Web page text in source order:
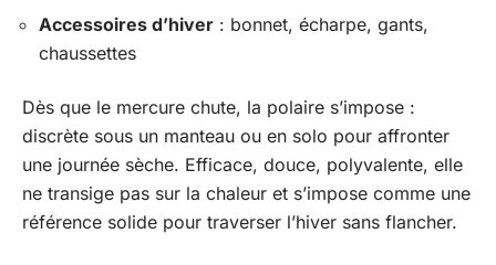
Accessoires d’hiver : bonnet, écharpe, gants,
chaussettes
Dès que le mercure chute, la polaire s’impose :
discrète sous un manteau ou en solo pour affronter
une journée sèche. Efficace, douce, polyvalente, elle
ne transige pas sur la chaleur et s’impose comme une
référence solide pour traverser l’hiver sans flancher.